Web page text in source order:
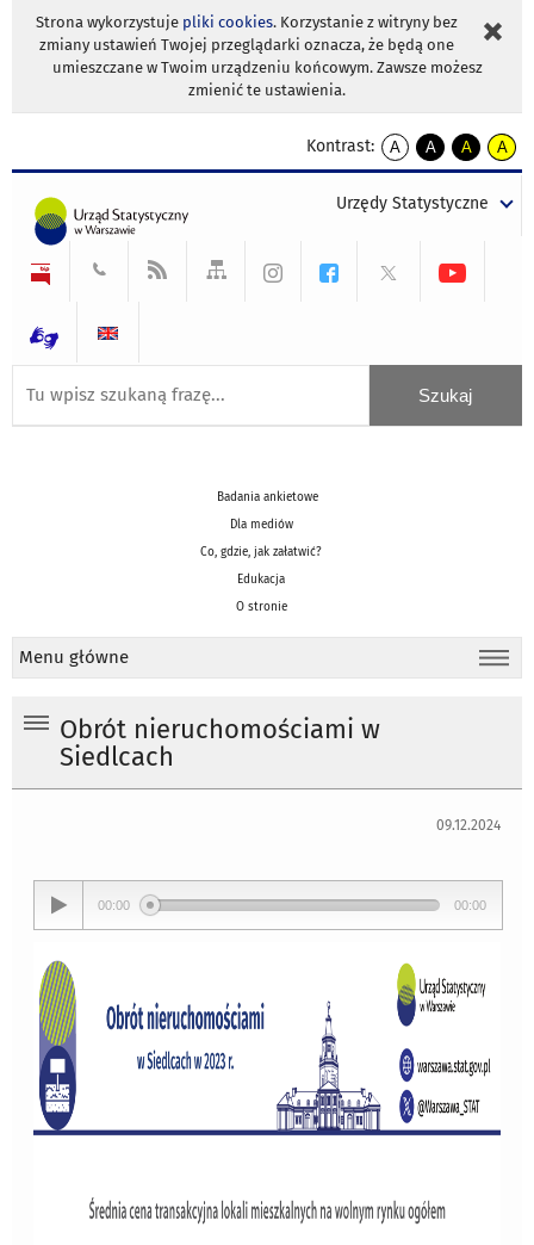
Strona wykorzystuje pliki cookies. Korzystanie z witryny bez
zmiany ustawień Twojej przeglądarki oznacza, że będą one
umieszczane w Twoim urządzeniu końcowym. Zawsze możesz
zmienić te ustawienia.
Kontrast:
A
kontrast
A
kontrast
tekst
czarnym
A
kontrast
tekst
czarnym
A
tekst
żółtym
Urzędy Statystyczne
Badania ankietowe
Dla mediów
Co, gdzie, jak załatwić?
Edukacja
O stronie
Menu główne
Obrót nieruchomościami w
Siedlcach
09.12.2024
00:00 00:00